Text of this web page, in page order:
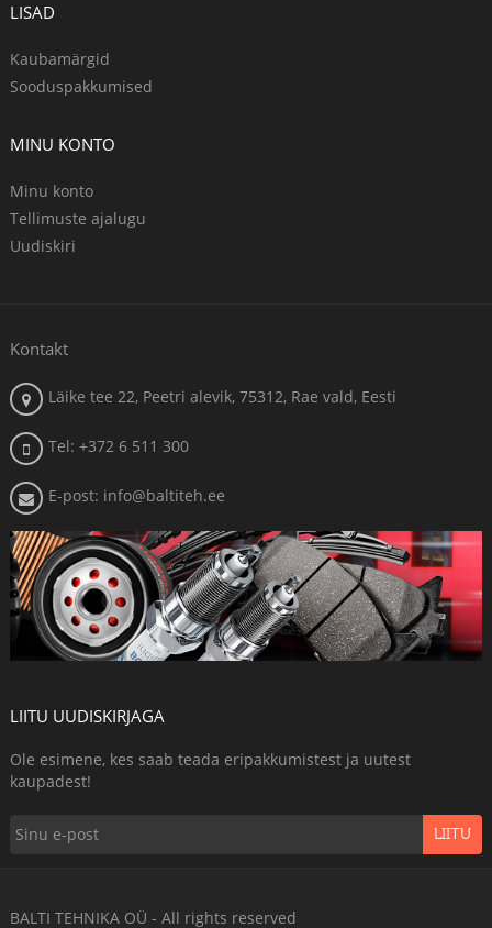
LISAD
Kaubamärgid
Sooduspakkumised
MINU KONTO
Minu konto
Tellimuste ajalugu
Uudiskiri
Kontakt
Läike tee 22, Peetri alevik, 75312, Rae vald, Eesti
Tel: +372 6 511 300
E-post: info@baltiteh.ee
LIITU UUDISKIRJAGA
Ole esimene, kes saab teada eripakkumistest ja uutest
kaupadest!
LIITU
BALTI TEHNIKA OÜ - All rights reserved